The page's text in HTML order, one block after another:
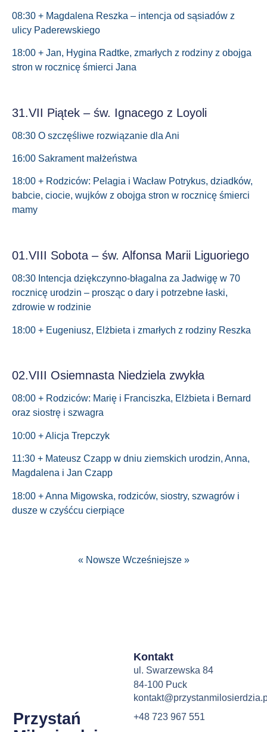
08:30 + Magdalena Reszka – intencja od sąsiadów z
ulicy Paderewskiego
18:00 + Jan, Hygina Radtke, zmarłych z rodziny z obojga
stron w rocznicę śmierci Jana
31.VII Piątek – św. Ignacego z Loyoli
08:30 O szczęśliwe rozwiązanie dla Ani
16:00 Sakrament małżeństwa
18:00 + Rodziców: Pelagia i Wacław Potrykus, dziadków,
babcie, ciocie, wujków z obojga stron w rocznicę śmierci
mamy
01.VIII Sobota – św. Alfonsa Marii Liguoriego
08:30 Intencja dziękczynno-błagalna za Jadwigę w 70
rocznicę urodzin – prosząc o dary i potrzebne łaski,
zdrowie w rodzinie
18:00 + Eugeniusz, Elżbieta i zmarłych z rodziny Reszka
02.VIII Osiemnasta Niedziela zwykła
08:00 + Rodziców: Marię i Franciszka, Elżbieta i Bernard
oraz siostrę i szwagra
10:00 + Alicja Trepczyk
11:30 + Mateusz Czapp w dniu ziemskich urodzin, Anna,
Magdalena i Jan Czapp
18:00 + Anna Migowska, rodziców, siostry, szwagrów i
dusze w czyśćcu cierpiące
« Nowsze Wcześniejsze »
Przystań
Kontakt
ul. Swarzewska 84
84-100 Puck
+48 723 967 551